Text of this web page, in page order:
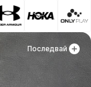
Последвай
Последвай